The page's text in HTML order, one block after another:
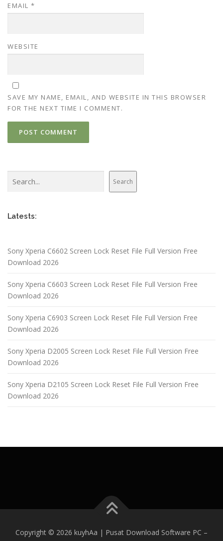
EMAIL *
WEBSITE
SAVE MY NAME, EMAIL, AND WEBSITE IN THIS BROWSER
FOR THE NEXT TIME I COMMENT.
Search
Latests:
Sony Xperia C6602 Screen Lock Reset File Full Version Free
Download 2026
Sony Xperia C6603 Screen Lock Reset File Full Version Free
Download 2026
Sony Xperia C6903 Screen Lock Reset File Full Version Free
Download 2026
Sony Xperia D2005 Screen Lock Reset File Full Version Free
Download 2026
Sony Xperia D2105 Screen Lock Reset File Full Version Free
Download 2026
Copyright © 2026 kuyhAa | Pusat Download Software PC –